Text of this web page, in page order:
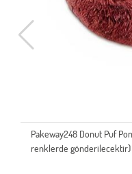
Pakeway248 Donut Puf
renklerde gönderilecektir)